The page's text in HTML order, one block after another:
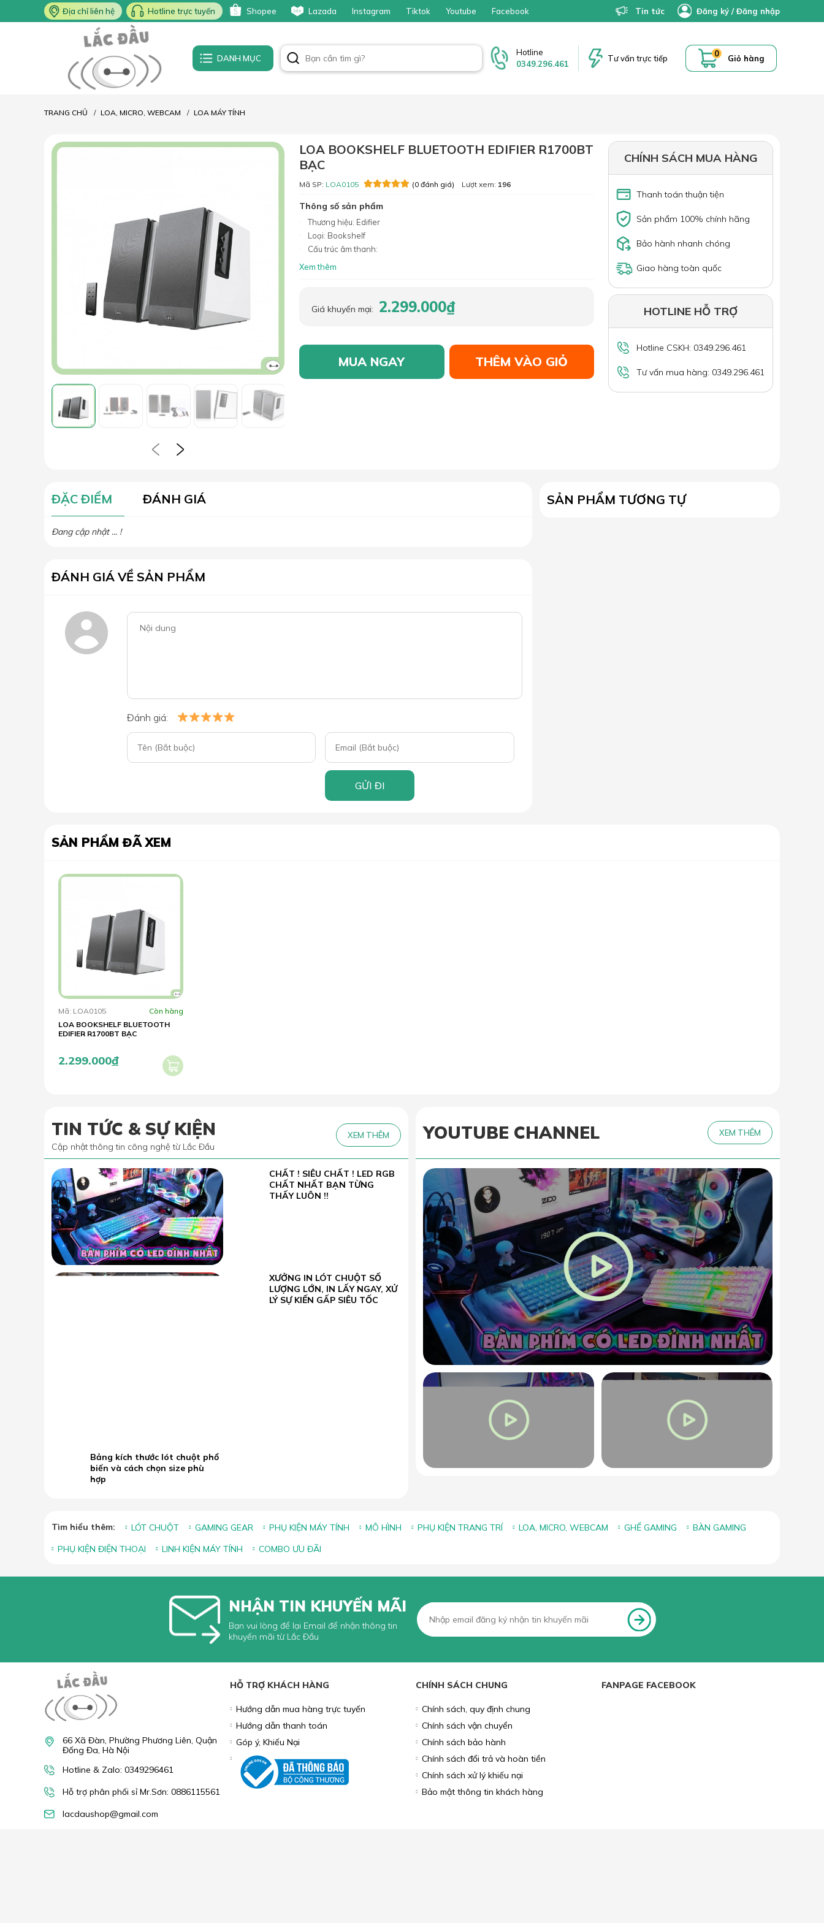
Địa chỉ liên hệ Hotline trực tuyến Shopee Lazada Instagram Tiktok Youtube Facebook Tin tức Đăng ký /Đăng nhập
DANH MỤC
Hotline
0349.296.461
Tư vấn trực tiếp 0 Giỏ hàng
TRANG CHỦ LOA, MICRO, WEBCAM LOA MÁY TÍNH
LOA BOOKSHELF BLUETOOTH EDIFIER R1700BT
BẠC
Mã SP: LOA0105 (0 đánh giá) Lượt xem: 196
Thông số sản phẩm
Thương hiệu: Edifier
Loại: Bookshelf
Cấu trúc âm thanh:
Xem thêm
Giá khuyến mại: 2.299.000₫
MUA NGAY THÊM VÀO GIỎ
CHÍNH SÁCH MUA HÀNG
Thanh toán thuận tiện
Sản phẩm 100% chính hãng
Bảo hành nhanh chóng
Giao hàng toàn quốc
HOTLINE HỖ TRỢ
Hotline CSKH: 0349.296.461
Tư vấn mua hàng: 0349.296.461
ĐẶC ĐIỂM ĐÁNH GIÁ
Đang cập nhật ... !
ĐÁNH GIÁ VỀ SẢN PHẨM
Đánh giá:
GỬI ĐI
SẢN PHẨM TƯƠNG TỰ
SẢN PHẨM ĐÃ XEM
Mã: LOA0105
Còn hàng
LOA BOOKSHELF BLUETOOTH
EDIFIER R1700BT BẠC
2.299.000đ
TIN TỨC & SỰ KIỆN
Cập nhật thông tin công nghệ từ Lắc Đầu
XEM THÊM
CHẤT ! SIÊU CHẤT ! LED RGB
CHẤT NHẤT BẠN TỪNG
THẤY LUÔN !!
XƯỞNG IN LÓT CHUỘT SỐ
LƯỢNG LỚN, IN LẤY NGAY, XỬ
LÝ SỰ KIẾN GẤP SIÊU TỐC
YOUTUBE CHANNEL XEM THÊM
Tìm hiểu thêm: GAMING GEAR PHỤ KIỆN MÁY TÍNH PHỤ KIỆN TRANG TRÍ
PHỤ KIỆN ĐIỆN THOẠI
LINH KIỆN MÁY TÍNH COMBO ƯU ĐÃI
NHẬN TIN KHUYẾN MÃI